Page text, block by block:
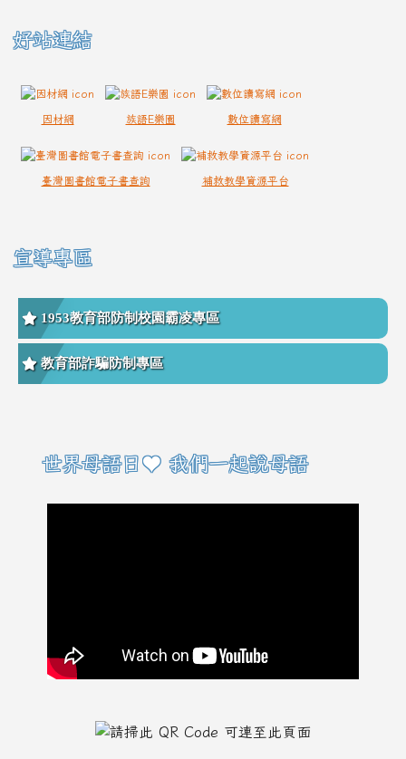
好站連結
因材網 族語E樂園 數位讀寫網
臺灣圖書館電子書查詢 補救教學資源平台
宣導專區
1953教育部防制校園霸凌專區
教育部詐騙防制專區
右邊區域內容
世界母語日♥ 我們一起說母語